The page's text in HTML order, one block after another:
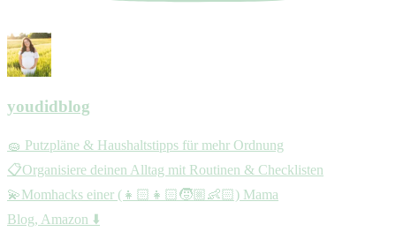
youdidblog
🧽 Putzpläne & Haushaltstipps für mehr Ordnung
📋Organisiere deinen Alltag mit Routinen & Checklisten
💫Momhacks einer (👧🏻👧🏻🧒🏼👶🏻) Mama
Blog, Amazon ⬇️